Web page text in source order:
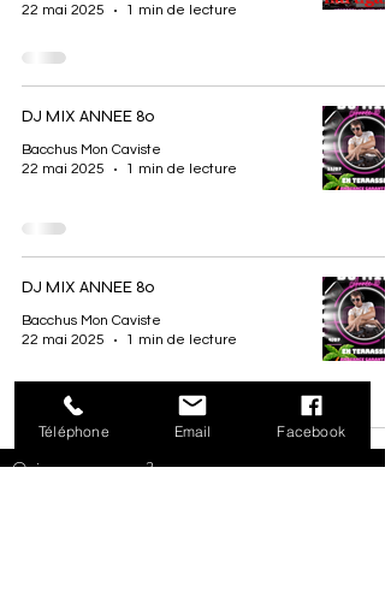
22 mai 2025
1 min de lecture
DJ MIX ANNEE 80
Bacchus Mon Caviste
22 mai 2025
1 min de lecture
DJ MIX ANNEE 80
Bacchus Mon Caviste
22 mai 2025
1 min de lecture
Qui sommes-nous ?
Téléphone Email Facebook